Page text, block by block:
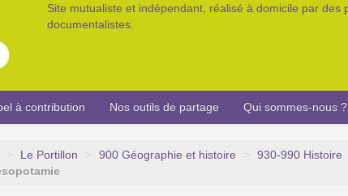
Site mutualiste et indépendant, réalisé à domicile par
documentalistes.
à contribution Nos outils de partage Qui sommes-nous ?
> Le Portillon > 900 Géographie et histoire > 930-990 Histoire